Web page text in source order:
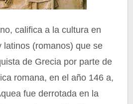
califica a la cultura en
latinos (romanos) que se
de Grecia por parte de
romana, en el año 146 a,
fue derrotada en la